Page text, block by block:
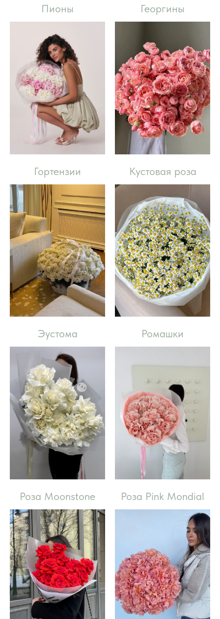
Пионы Георгины
Гортензии Кустовая роза
Эустома Ромашки
Роза Moonstone Роза Pink Mondial